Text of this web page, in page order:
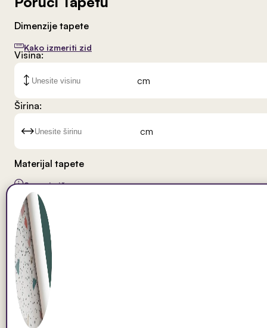
Dimenzije tapete
Kako izmeriti zid
Visina:
cm
Širina:
cm
Materijal tapete
Saznaj više